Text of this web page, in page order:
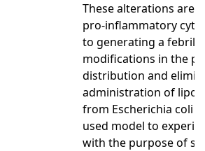
These alterations are
pro-inflammatory
to generating a febrile
modifications in the
distribution and
administration of
from Escherichia coli
used model to
with the purpose of